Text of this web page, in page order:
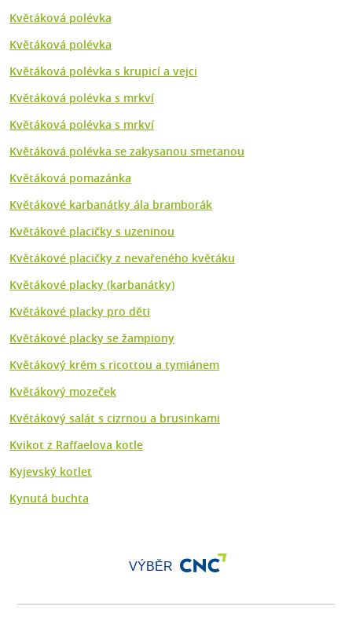
Květáková polévka
Květáková polévka
Květáková polévka s krupicí a vejci
Květáková polévka s mrkví
Květáková polévka s mrkví
Květáková polévka se zakysanou smetanou
Květáková pomazánka
Květákové karbanátky ála bramborák
Květákové placičky s uzeninou
Květákové placičky z nevařeného květáku
Květákové placky (karbanátky)
Květákové placky pro děti
Květákové placky se žampiony
Květákový krém s ricottou a tymiánem
Květákový mozeček
Květákový salát s cizrnou a brusinkami
Kvikot z Raffaelova kotle
Kyjevský kotlet
Kynutá buchta
VÝBĚR